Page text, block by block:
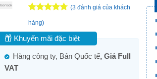
4.67
5 dựa trên
đánh giá
(3 đánh giá của khách
hàng)
Khuyến mãi đặc biệt
Hàng công ty, Bản Quốc tế, Giá Full
VAT